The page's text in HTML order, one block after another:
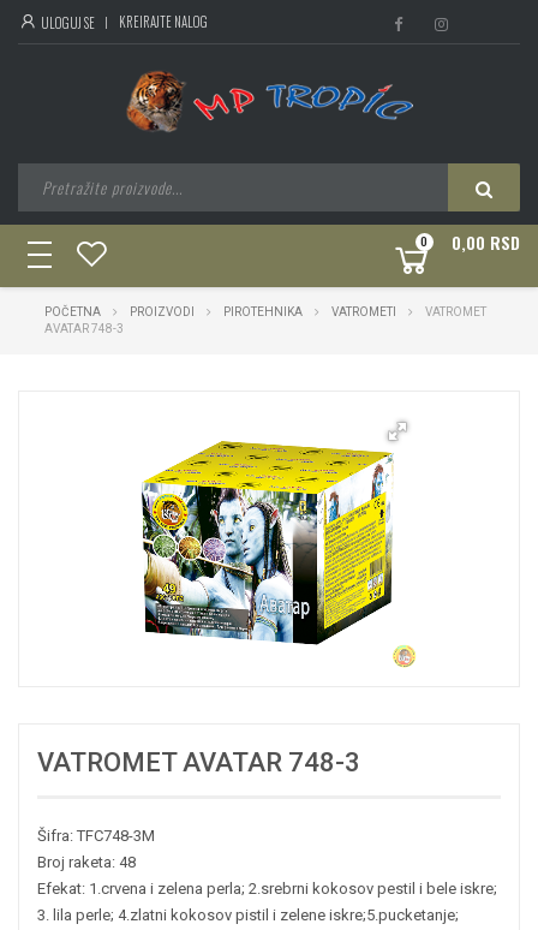
ULOGUJ SE KREIRAJTE NALOG
toggle
navigation
0 0,00 RSD
POČETNA PROIZVODI PIROTEHNIKA VATROMETI
VATROMET
AVATAR 748-3
VATROMET AVATAR 748-3
Šifra: TFC748-3M
Broj raketa: 48
Efekat: 1.crvena i zelena perla; 2.srebrni kokosov pestil i bele iskre;
3. lila perle; 4.zlatni kokosov pistil i zelene iskre;5.pucketanje;